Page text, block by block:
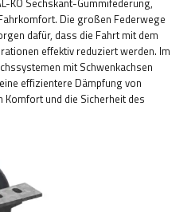
KO Sechskant-Gummifederung,
Die großen Federwege
dafür, dass die Fahrt mit dem
effektiv reduziert werden. Im
mit Schwenkachsen
effizientere Dämpfung von
und die Sicherheit des